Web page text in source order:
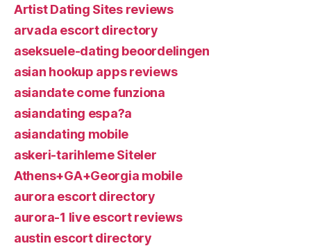
Artist Dating Sites reviews
arvada escort directory
aseksuele-dating beoordelingen
asian hookup apps reviews
asiandate come funziona
asiandating espa?a
asiandating mobile
askeri-tarihleme Siteler
Athens+GA+Georgia mobile
aurora escort directory
aurora-1 live escort reviews
austin escort directory